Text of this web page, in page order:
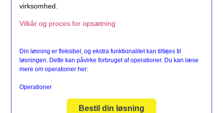
virksomhed.
Vilkår og proces for opsætning
Din løsning er fleksibel, og ekstra funktionalitet kan tilføjes til
løsningen. Dette kan påvirke forbruget af operationer. Du kan læse
mere om operationer her:
Operationer
Bestil din løsning